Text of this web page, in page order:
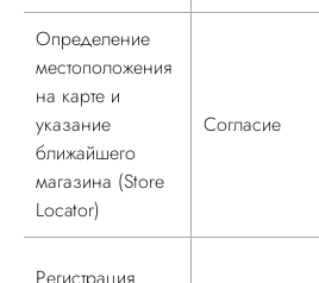
Определение
местоположения
на карте и
указание
ближайшего
магазина (Store
Locator)
Согласие